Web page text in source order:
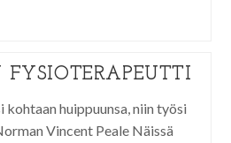
huippuunsa, niin työsi
Vincent Peale Näissä